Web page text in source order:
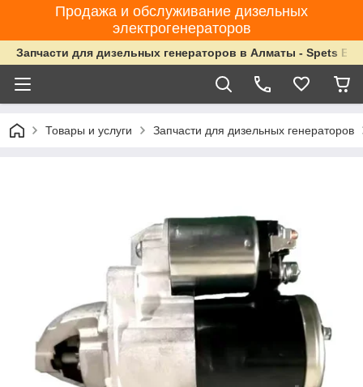
Продажа и обслуживание дизельных
электрогенераторов
Запчасти для дизельных генераторов в Алматы - Spets
Товары и услуги Запчасти для дизельных генераторов